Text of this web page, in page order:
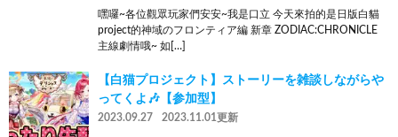
嘿囉~各位觀眾玩家們安安~我是口立 今天來拍的是日版白貓
project的神域のフロンティア編 新章 ZODIAC:CHRONICLE
主線劇情哦~ 如[…]
【白猫プロジェクト】ストーリーを雑談しながらや
ってくよ🎶【参加型】
2023.09.27 2023.11.01更新